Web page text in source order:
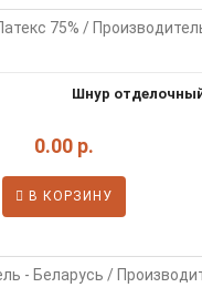
75% /
Шнур
0.00 р.
В КОРЗИНУ
- Беларусь /